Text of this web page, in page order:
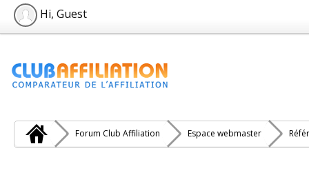
Hi, Guest
Forum Club Affiliation Espace webmaster